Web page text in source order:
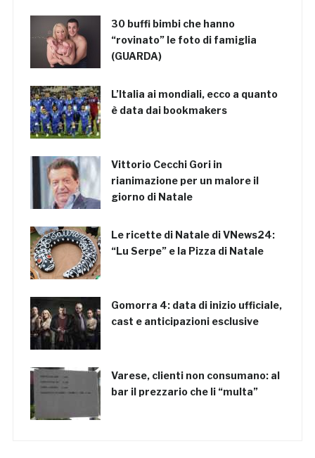
30 buffi bimbi che hanno
“rovinato” le foto di famiglia
(GUARDA)
L’Italia ai mondiali, ecco a quanto
è data dai bookmakers
Vittorio Cecchi Gori in
rianimazione per un malore il
giorno di Natale
Le ricette di Natale di VNews24:
“Lu Serpe” e la Pizza di Natale
Gomorra 4: data di inizio ufficiale,
cast e anticipazioni esclusive
Varese, clienti non consumano: al
bar il prezzario che li “multa”